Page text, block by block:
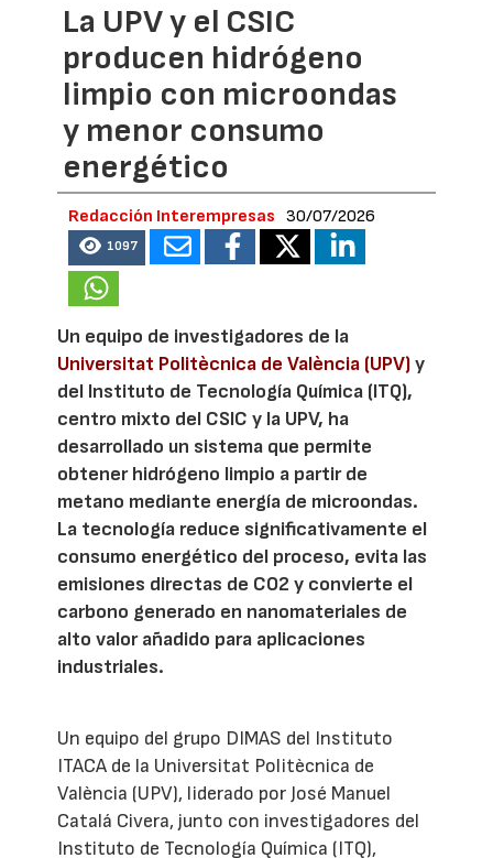
La UPV y el CSIC
producen hidrógeno
limpio con microondas
y menor consumo
energético
Redacción Interempresas 30/07/2026
1097
Un equipo de investigadores de la
Universitat Politècnica de València (UPV)y
del Instituto de Tecnología Química (ITQ),
centro mixto del CSIC y la UPV, ha
desarrollado un sistema que permite
obtener hidrógeno limpio a partir de
metano mediante energía de microondas.
La tecnología reduce significativamente el
consumo energético del proceso, evita las
emisiones directas de CO2 y convierte el
carbono generado en nanomateriales de
alto valor añadido para aplicaciones
industriales.
Un equipo del grupo DIMAS del Instituto
ITACA de la Universitat Politècnica de
València (UPV), liderado por José Manuel
Catalá Civera, junto con investigadores del
Instituto de Tecnología Química (ITQ),